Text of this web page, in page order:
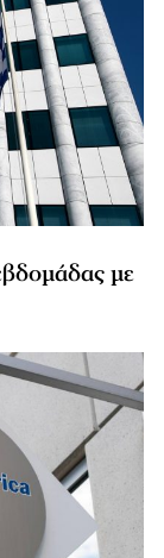
με